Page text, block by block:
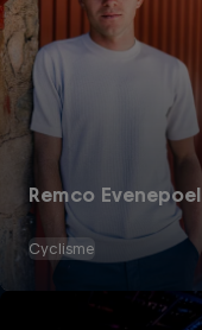
Remco Evenepoel
Cyclisme